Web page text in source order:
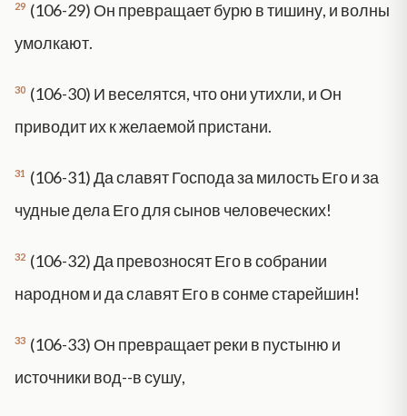
29 (106-29) Он превращает бурю в тишину, и волны
умолкают.
30 (106-30) И веселятся, что они утихли, и Он
приводит их к желаемой пристани.
31 (106-31) Да славят Господа за милость Его и за
чудные дела Его для сынов человеческих!
32 (106-32) Да превозносят Его в собрании
народном и да славят Его в сонме старейшин!
33 (106-33) Он превращает реки в пустыню и
источники вод--в сушу,